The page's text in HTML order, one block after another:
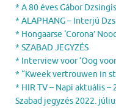
* A 80 éves Gábor
* ALAPHANG – Interjú
* Hongaarse ‘Corona’
* SZABAD JEGYZÉS
* Interview voor ‘Oog
* “Kweek vertrouwen in
* HIR TV – Napi aktuális –
Szabad jegyzés 2022.